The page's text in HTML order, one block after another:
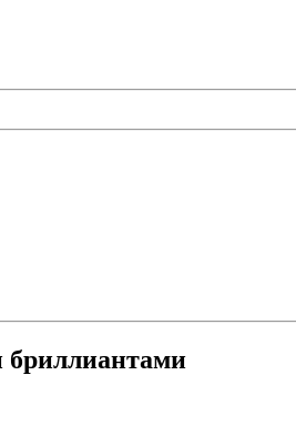
бриллиантами